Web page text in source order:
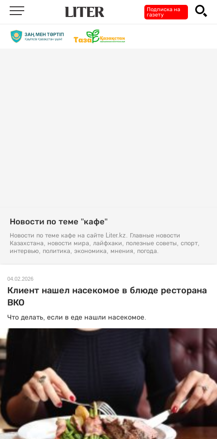
Подписка на
газету
Новости по теме "кафе"
Новости по теме кафе на сайте Liter.kz. Главные новости
Казахстана, новости мира, лайфхаки, полезные советы, спорт,
интервью, политика, экономика, мнения, погода.
04.02.2026
Клиент нашел насекомое в блюде ресторана
ВКО
Что делать, если в еде нашли насекомое.